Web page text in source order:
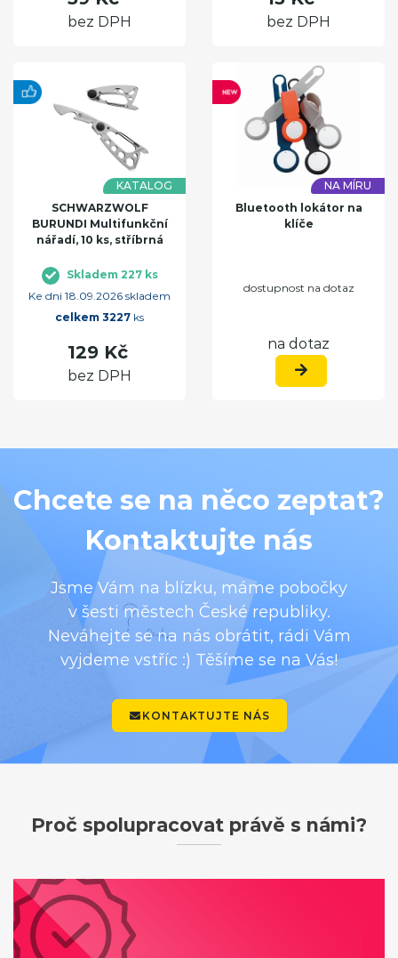
bez DPH bez DPH
KATALOG
SCHWARZWOLF
BURUNDI Multifunkční
nářadí, 10 ks, stříbrná
Skladem 227 ks
Ke dni 18.09.2026 skladem
celkem 3227 ks
129 Kč
bez DPH
NA MÍRU
Bluetooth lokátor na
klíče
dostupnost na dotaz
na dotaz
Chcete se na něco zeptat?
Kontaktujte nás
Jsme Vám na blízku, máme pobočky
v šesti městech České republiky.
Neváhejte se na nás obrátit, rádi Vám
vyjdeme vstříc :) Těšíme se na Vás!
KONTAKTUJTE NÁS
Proč spolupracovat právě s námi?